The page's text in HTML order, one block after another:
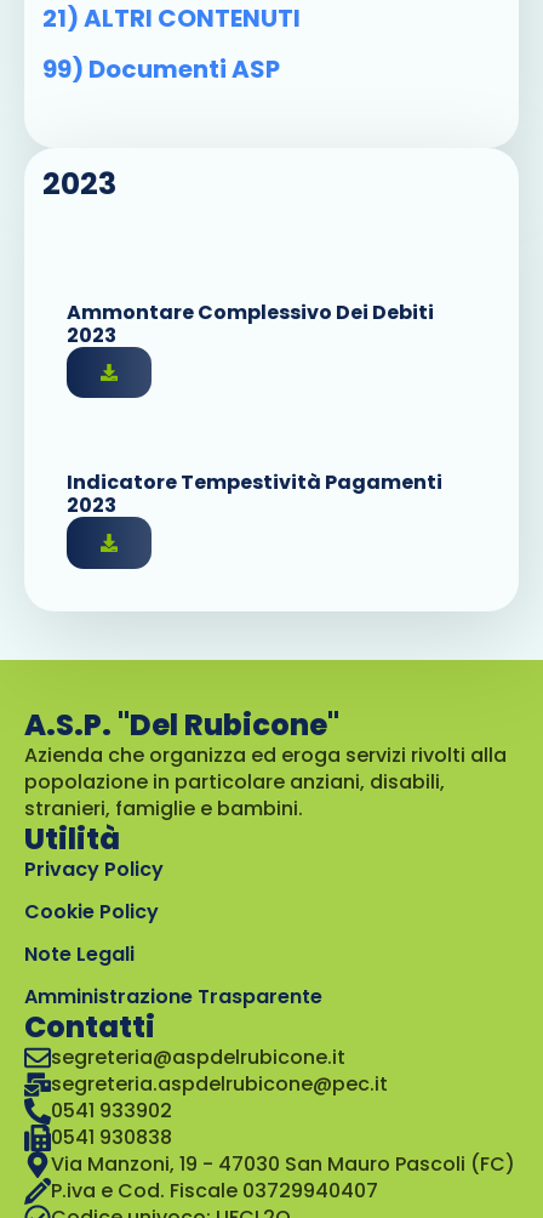
21) ALTRI CONTENUTI
99) Documenti ASP
2023
Ammontare Complessivo Dei Debiti
2023
Indicatore Tempestività Pagamenti
2023
A.S.P. "Del Rubicone"
Azienda che organizza ed eroga servizi rivolti alla
popolazione in particolare anziani, disabili,
stranieri, famiglie e bambini.
Utilità
Privacy Policy
Cookie Policy
Note Legali
Amministrazione Trasparente
Contatti
segreteria@aspdelrubicone.it
segreteria.aspdelrubicone@pec.it
0541 933902
0541 930838
Via Manzoni, 19 - 47030 San Mauro Pascoli (FC)
P.iva e Cod. Fiscale 03729940407